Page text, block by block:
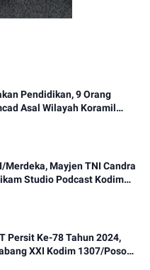
Pendidikan, 9 Orang
Asal Wilayah Koramil
Merdeka, Mayjen TNI Candra
Studio Podcast Kodim
Persit Ke-78 Tahun 2024,
XXI Kodim 1307/Poso